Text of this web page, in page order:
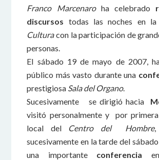
Franco Marcenaroha celebrado
discursos todas las noches en la
Culturacon la participación de
personas.
El sábado 19 de mayo de 2007,
público más vasto durante una
prestigiosa Sala del Organo.
Sucesivamente se dirigió hacia
visitó personalmente y por
local del Centro del Hombre,
sucesivamente en la tarde del
una importante conferencia